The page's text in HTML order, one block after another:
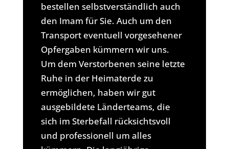
bestellen selbstverständlich auch
den Imam für Sie. Auch um den
Transport eventuell vorgesehener
Opfergaben kümmern wir uns.
Um dem Verstorbenen seine letzte
Ruhe in der Heimaterde zu
ermöglichen, haben wir gut
ausgebildete Länderteams, die
sich im Sterbefall rücksichtsvoll
und professionell um alles